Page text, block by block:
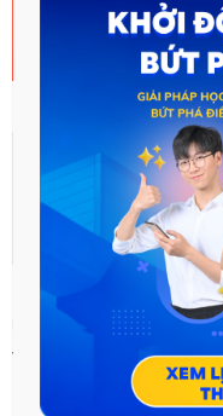
Previous article
Vật liệu polime – Môn